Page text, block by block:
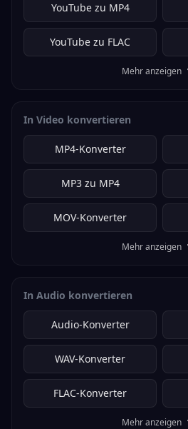
YouTube zu MP4
YouTube zu FLAC
Mehr anzeigen
In Video konvertieren
MP4-Konverter
MP3 zu MP4
MOV-Konverter
Mehr anzeigen
In Audio konvertieren
Audio-Konverter
WAV-Konverter
FLAC-Konverter
Mehr anzeigen